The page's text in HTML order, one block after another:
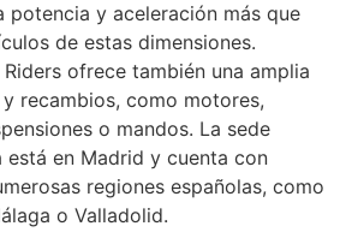
y aceleración más que
de estas dimensiones.
ofrece también una amplia
y recambios, como motores,
o mandos. La sede
en Madrid y cuenta con
regiones españolas, como
o Valladolid.